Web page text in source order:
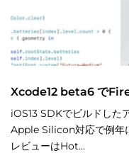
Xcode12 beta6 で
iOS13 SDKでビルドした
Apple Silicon対応で例年
レビューはHot…